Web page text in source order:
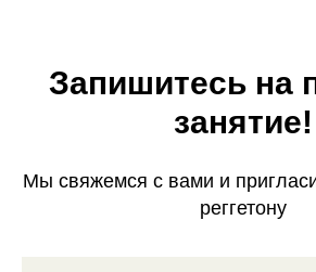
Запишитесь на
занятие!
Мы свяжемся с вами и
реггетону